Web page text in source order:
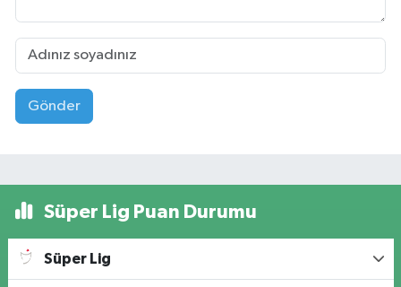
Gönder
Süper Lig Puan Durumu
Süper Lig